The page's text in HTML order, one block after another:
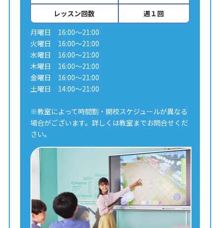
レッスン回数
週１回
月曜日 16:00～21:00
火曜日 16:00～21:00
水曜日 16:00～21:00
木曜日 16:00～21:00
金曜日 16:00～21:00
土曜日 14:00～21:00
※教室によって時間割・開校スケジュールが異なる
場合がございます。詳しくは教室までお問合せくだ
さい。